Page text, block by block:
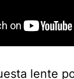
lente